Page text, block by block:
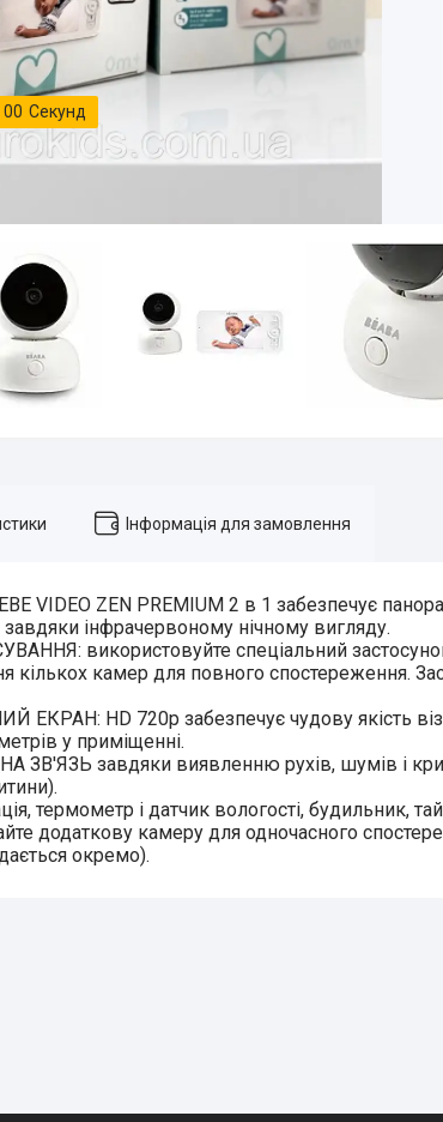
00 Секунд
Інформація для замовлення
ZEN PREMIUM 2 в 1 забезпечує
завдяки інфрачервоному нічному вигляду.
використовуйте спеціальний
камер для повного спостереження.
HD 720p забезпечує чудову якість
у приміщенні.
завдяки виявленню рухів, шумів і
термометр і датчик вологості, будильник,
додаткову камеру для одночасного
окремо).